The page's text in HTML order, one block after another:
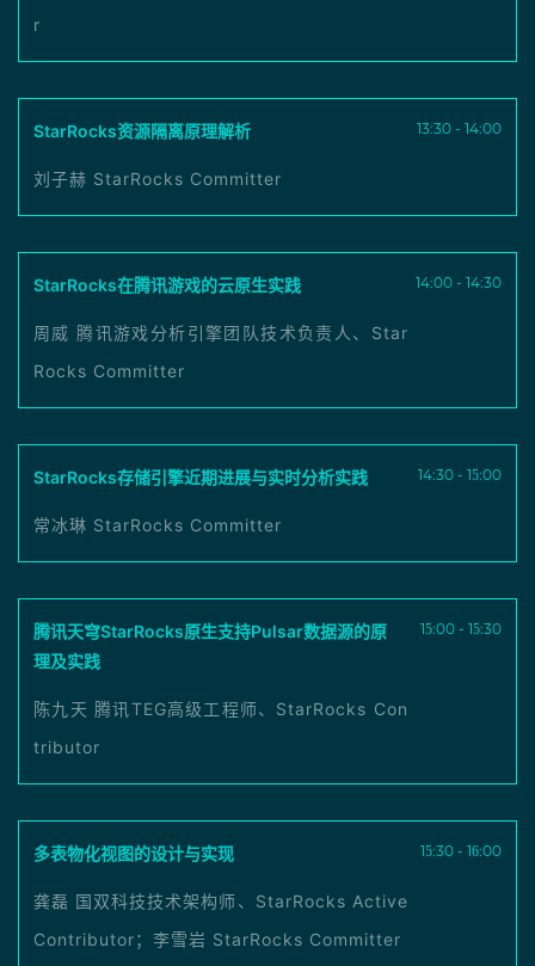
r
StarRocks资源隔离原理解析 13:30 - 14:00
刘子赫 StarRocks Committer
StarRocks在腾讯游戏的云原生实践 14:00 - 14:30
周威 腾讯游戏分析引擎团队技术负责人、Star
Rocks Committer
StarRocks存储引擎近期进展与实时分析实践 14:30 - 15:00
常冰琳 StarRocks Committer
腾讯天穹StarRocks原生支持Pulsar数据源的原
理及实践
15:00 - 15:30
陈九天 腾讯TEG高级工程师、StarRocks Con
tributor
多表物化视图的设计与实现 15:30 - 16:00
龚磊 国双科技技术架构师、StarRocks Active
Contributor；李雪岩 StarRocks Committer